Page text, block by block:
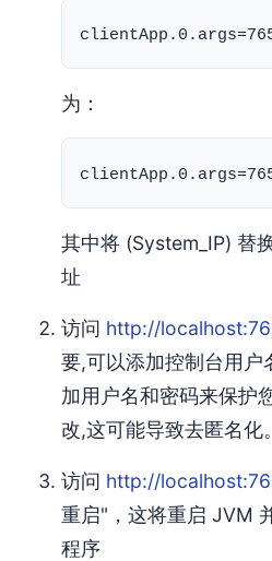
为：
其中将 (System_IP) 替
址
访问 http://
要,可以添加控制台用
加用户名和密码来保护
改,这可能导致去匿名化。
访问 http://
重启"，这将重启 JVM
程序